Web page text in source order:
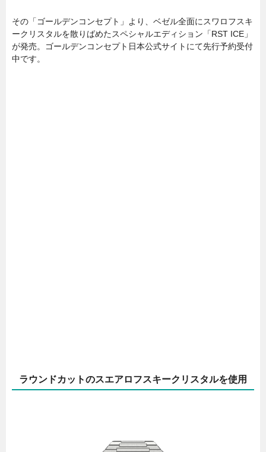
その「ゴールデンコンセプト」より、ベゼル全面にスワロフスキ
ークリスタルを散りばめたスペシャルエディション「RST ICE」
が発売。ゴールデンコンセプト日本公式サイトにて先行予約受付
中です。
ラウンドカットのスエアロフスキークリスタルを使用